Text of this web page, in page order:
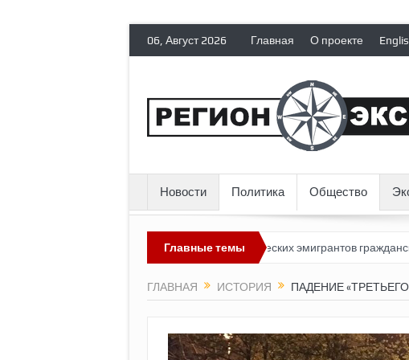
06, Август 2026 Главная О проекте
Новости Политика Общество
Главные темы
Россия лишает политических эмигрантов гражданских прав
ГЛАВНАЯ ИСТОРИЯ ПАДЕНИЕ